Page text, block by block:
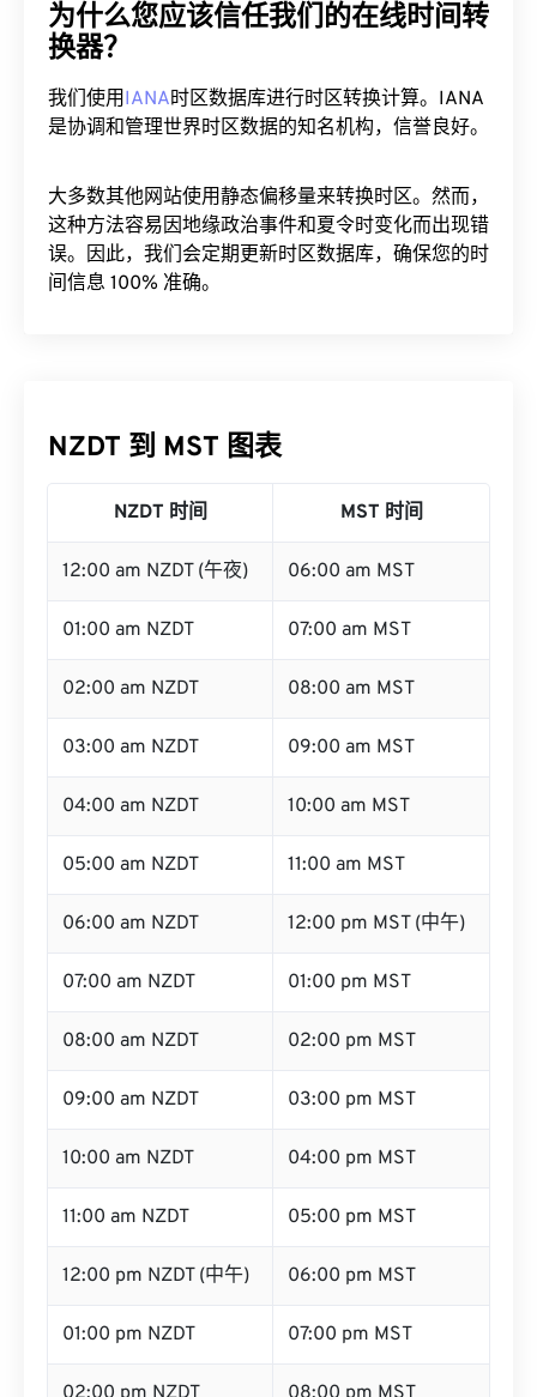
为什么您应该信任我们的在线时间转
换器？
我们使用IANA时区数据库进行时区转换计算。IANA
是协调和管理世界时区数据的知名机构，信誉良好。
大多数其他网站使用静态偏移量来转换时区。然而，
这种方法容易因地缘政治事件和夏令时变化而出现错
误。因此，我们会定期更新时区数据库，确保您的时
间信息 100% 准确。
NZDT 到 MST 图表
NZDT 时间 MST 时间
12:00 am NZDT (午夜) 06:00 am MST
01:00 am NZDT 07:00 am MST
02:00 am NZDT 08:00 am MST
03:00 am NZDT 09:00 am MST
04:00 am NZDT 10:00 am MST
05:00 am NZDT 11:00 am MST
06:00 am NZDT 12:00 pm MST (中午)
07:00 am NZDT 01:00 pm MST
08:00 am NZDT 02:00 pm MST
09:00 am NZDT 03:00 pm MST
10:00 am NZDT 04:00 pm MST
11:00 am NZDT 05:00 pm MST
12:00 pm NZDT (中午) 06:00 pm MST
01:00 pm NZDT 07:00 pm MST